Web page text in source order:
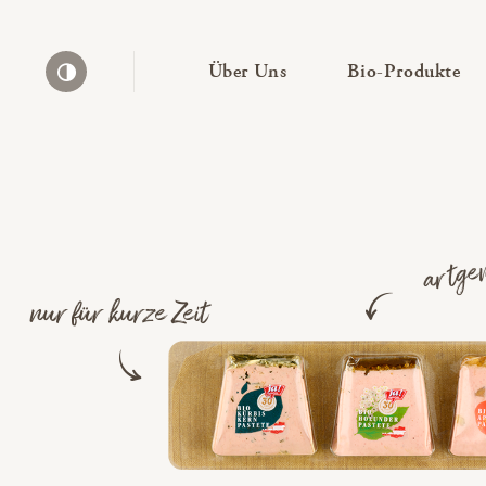
Über Uns— UntermenüBio-Produkte—
nur für kurze Zeit